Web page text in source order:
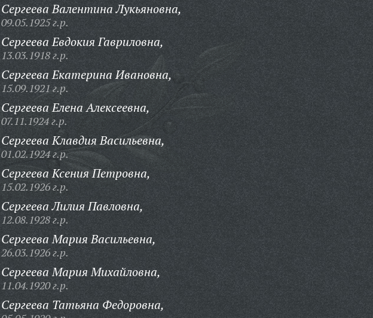
Сергеева Валентина Лукьяновна,
09.05.1925 г.р.
Сергеева Евдокия Гавриловна,
13.03.1918 г.р.
Сергеева Екатерина Ивановна,
15.09.1921 г.р.
Сергеева Елена Алексеевна,
07.11.1924 г.р.
Сергеева Клавдия Васильевна,
01.02.1924 г.р.
Сергеева Ксения Петровна,
15.02.1926 г.р.
Сергеева Лилия Павловна,
12.08.1928 г.р.
Сергеева Мария Васильевна,
26.03.1926 г.р.
Сергеева Мария Михайловна,
11.04.1920 г.р.
Сергеева Татьяна Федоровна,